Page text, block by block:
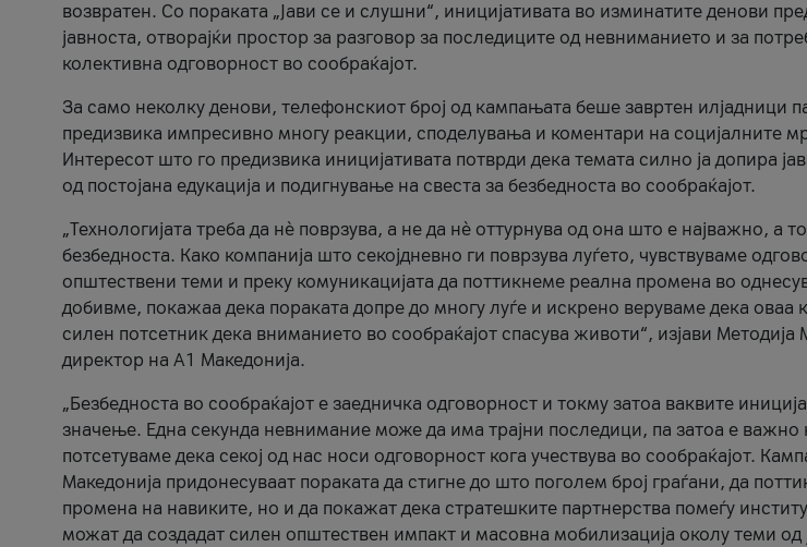
возвратен. Со пораката „Јави се и слушни“, иницијативата во изминатите денови
јавноста, отворајќи простор за разговор за последиците од невниманието и за
колективна одговорност во сообраќајот.
За само неколку денови, телефонскиот број од кампањата беше завртен илјадници
предизвика импресивно многу реакции, споделувања и коментари на социјалните
Интересот што го предизвика иницијативата потврди дека темата силно ја допира
од постојана едукација и подигнување на свеста за безбедноста во сообраќајот.
„Технологијата треба да нè поврзува, а не да нè оттурнува од она што е најважно, а
безбедноста. Како компанија што секојдневно ги поврзува луѓето, чувствуваме
општествени теми и преку комуникацијата да поттикнеме реална промена во
добивме, покажаа дека пораката допре до многу луѓе и искрено веруваме дека оваа
силен потсетник дека вниманието во сообраќајот спасува животи“, изјави
директор на А1 Македонија.
„Безбедноста во сообраќајот е заедничка одговорност и токму затоа ваквите
значење. Една секунда невнимание може да има трајни последици, па затоа е важно
потсетуваме дека секој од нас носи одговорност кога учествува во сообраќајот.
Македонија придонесуваат пораката да стигне до што поголем број граѓани, да
промена на навиките, но и да покажат дека стратешките партнерства помеѓу
можат да создадат силен општествен импакт и масовна мобилизација околу теми од